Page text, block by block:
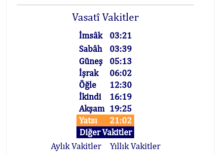
Vasatî Vakitler
İmsâk
03:21
Sabâh
03:39
Güneş
05:13
İşrak
06:02
Öğle
12:30
İkindi
16:19
Akşam 19:25
Yatsı
21:02
Diğer Vakitler
Aylık Vakitler
Yıllık Vakitler